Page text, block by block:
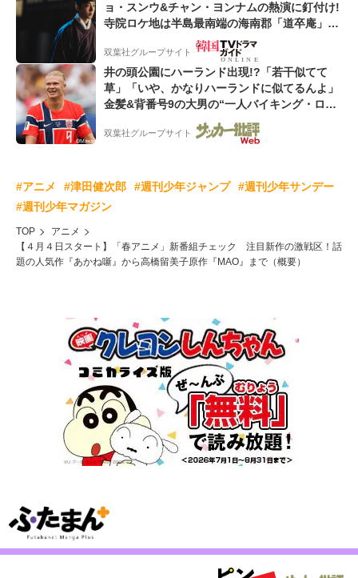
ョ・スンウ&チャン・ヨンナムの熱演に釘付け!
寺院ロケ地は半島最南端の海南郡「道卒庵」
【韓ドラから始める韓国旅行】
双葉社グループサイト
井の頭公園にハーランド出現!?「若干似てて
草」「いや、かなりハーランドに似てるんよ」
金髪&背番号9の大男の“一人バイキング・ロ
ー”映像が話題!「元気をもらった」
双葉社グループサイト
#アニメ #津田健次郎 #週刊少年ジャンプ
#週刊少年サンデー
#週刊少年マガジン
TOP
アニメ
【４月４日スタート】「春アニメ」新番組チェック 注目新作の激戦区！話
題の人気作『あかね噺』から高橋留美子原作『MAO』まで（概要）